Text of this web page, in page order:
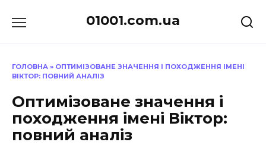
до
01001.com.ua
ГОЛОВНА » ОПТИМІЗОВАНЕ ЗНАЧЕННЯ І ПОХОДЖЕННЯ ІМЕНІ
ВІКТОР: ПОВНИЙ АНАЛІЗ
Оптимізоване значення і
походження імені Віктор:
повний аналіз